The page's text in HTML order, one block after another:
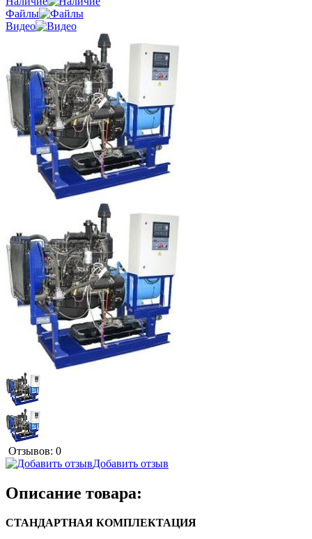
Файлы
Видео
Отзывов: 0
Добавить отзыв
Описание товара:
СТАНДАРТНАЯ КОМПЛЕКТАЦИЯ